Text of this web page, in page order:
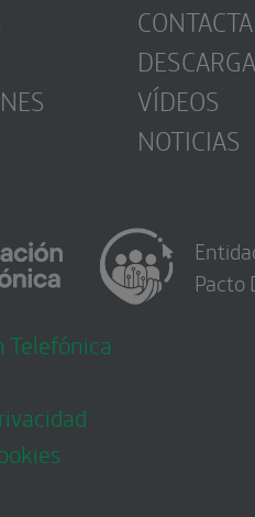
CONTACTA
VÍDEOS
NOTICIAS
Telefónica
Pacto